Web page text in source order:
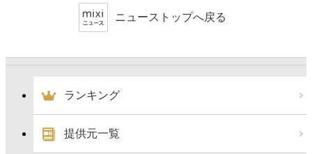
ニューストップへ戻る
ランキング
提供元一覧